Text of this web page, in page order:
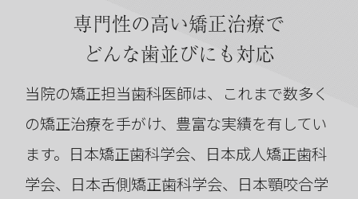
専門性の高い矯正治療で
どんな歯並びにも対応
当院の矯正担当歯科医師は、これまで数多く
の矯正治療を手がけ、豊富な実績を有してい
ます。日本矯正歯科学会、日本成人矯正歯科
学会、日本舌側矯正歯科学会、日本顎咬合学